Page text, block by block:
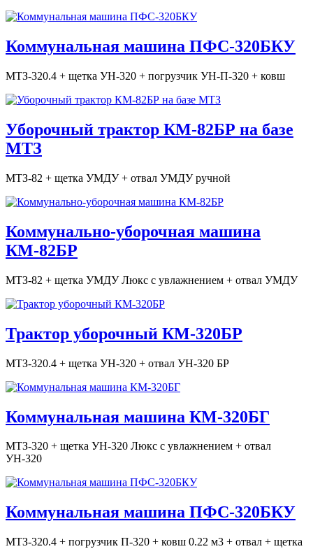
Коммунальная машина ПФС-320БКУ
МТЗ-320.4 + щетка УН-320 + погрузчик УН-П-320 + ковш
Уборочный трактор КМ-82БР на базе
МТЗ
МТЗ-82 + щетка УМДУ + отвал УМДУ ручной
Коммунально-уборочная машина
КМ-82БР
МТЗ-82 + щетка УМДУ Люкс с увлажнением + отвал УМДУ
Трактор уборочный КМ-320БР
МТЗ-320.4 + щетка УН-320 + отвал УН-320 БР
Коммунальная машина КМ-320БГ
МТЗ-320 + щетка УН-320 Люкс с увлажнением + отвал
УН-320
Коммунальная машина ПФС-320БКУ
МТЗ-320.4 + погрузчик П-320 + ковш 0.22 м3 + отвал + щетка